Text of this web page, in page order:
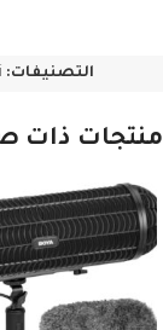
التصنيفات:
منتجات ذات